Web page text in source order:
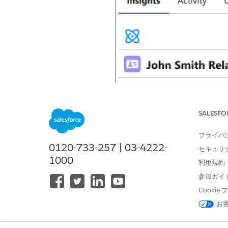
0120-733-257 | 03-4222-
1000
プライバ
セキュリ
利用規約
参加ガイ
Cookie
お